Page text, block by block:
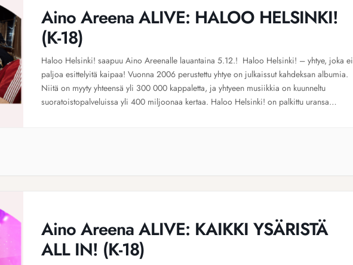
Aino Areena ALIVE: HALOO HELSINKI!
(K-18)
Haloo Helsinki! saapuu Aino Areenalle lauantaina 5.12.! Haloo Helsinki! – yhtye, joka ei
paljoa esittelyitä kaipaa! Vuonna 2006 perustettu yhtye on julkaissut kahdeksan albumia.
Niitä on myyty yhteensä yli 300 000 kappaletta, ja yhtyeen musiikkia on kuunneltu
suoratoistopalveluissa yli 400 miljoonaa kertaa. Haloo Helsinki! on palkittu uransa
Aino Areena ALIVE: KAIKKI YSÄRISTÄ
ALL IN! (K-18)